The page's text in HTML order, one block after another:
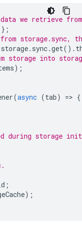
we retrieve
};
storage.sync,
storage. sync.get().
storage into
);
(async (tab) => {
during storage
;
);